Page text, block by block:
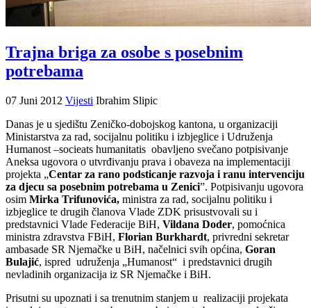
Trajna briga za osobe s posebnim
potrebama
07 Juni 2012 Vijesti Ibrahim Slipic
Danas je u sjedištu Zeničko-dobojskog kantona, u organizaciji
Ministarstva za rad, socijalnu politiku i izbjeglice i Udruženja
Humanost –socieats humanitatis obavljeno svečano potpisivanje
Aneksa ugovora o utvrđivanju prava i obaveza na implementaciji
projekta „Centar za rano podsticanje razvoja i ranu intervenciju
za djecu sa posebnim potrebama u Zenici”. Potpisivanju ugovora
osim Mirka Trifunovića, ministra za rad, socijalnu politiku i
izbjeglice te drugih članova Vlade ZDK prisustvovali su i
predstavnici Vlade Federacije BiH, Vildana Doder, pomoćnica
ministra zdravstva FBiH, Florian Burkhardt, privredni sekretar
ambasade SR Njemačke u BiH, načelnici svih općina, Goran
Bulajić, ispred udruženja „Humanost“ i predstavnici drugih
nevladinih organizacija iz SR Njemačke i BiH.
Prisutni su upoznati i sa trenutnim stanjem u realizaciji projekata